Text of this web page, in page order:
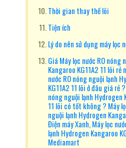
Thời gian thay thế lõi
Tiện ích
Lý do nên sử dụng máy lọc
Giá Máy lọc nước RO nóng
Kangaroo KG11A2 11 lõi rẻ
nước RO nóng nguội lạnh
KG11A2 11 lõi ở đâu giá rẻ
nóng nguội lạnh Hydrogen
11 lõi có tốt không ? Máy
nguội lạnh Hydrogen
Điện máy Xanh, Máy lọc
lạnh Hydrogen Kangaroo
Mediamart